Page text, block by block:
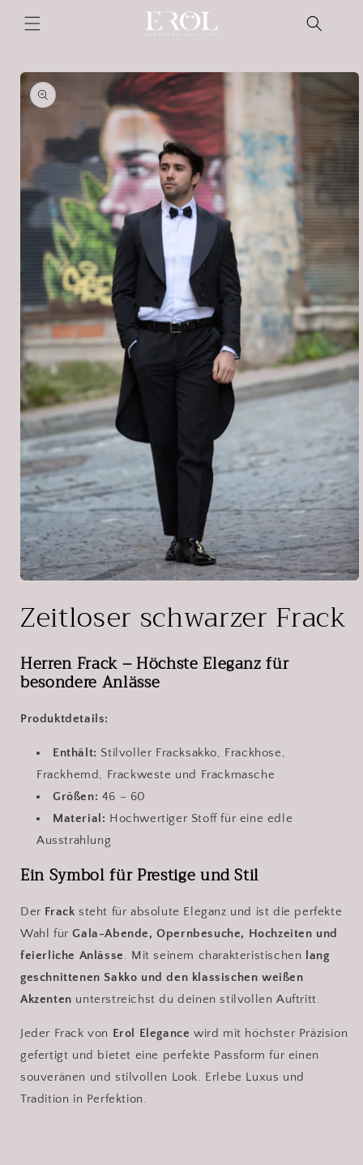
content
Skip to
product
information
1
in
Zeitloser schwarzer Frack
Herren Frack – Höchste Eleganz für
besondere Anlässe
Produktdetails:
Enthält: Stilvoller Fracksakko, Frackhose,
Frackhemd, Frackweste und Frackmasche
Größen: 46 – 60
Material: Hochwertiger Stoff für eine edle
Ausstrahlung
Ein Symbol für Prestige und Stil
Der Frack steht für absolute Eleganz und ist die perfekte
Wahl fürGala-Abende, Opernbesuche, Hochzeiten und
feierliche Anlässe. Mit seinem charakteristischen
lang
geschnittenen Sakko und den klassischen weißen
Akzenten unterstreichst du deinen stilvollen Auftritt.
Jeder Frack von Erol Elegance wird mit höchster Präzision
gefertigt und bietet eine perfekte Passform für einen
souveränen und stilvollen Look. Erlebe Luxus und
Tradition in Perfektion.